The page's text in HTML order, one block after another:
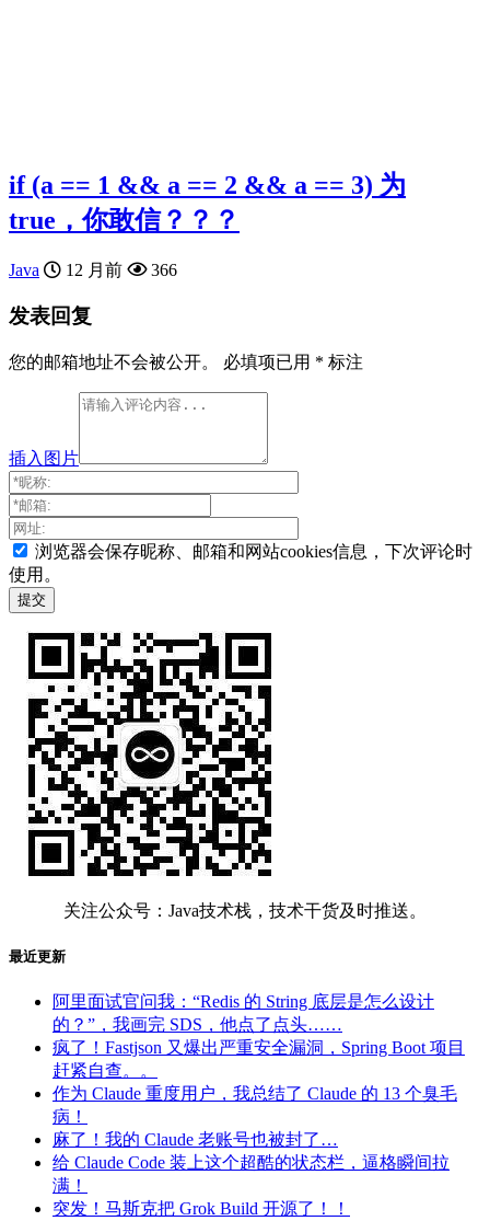
if (a == 1 && a == 2 && a == 3) 为
true，你敢信？？？
Java 12 月前 366
发表回复
您的邮箱地址不会被公开。 必填项已用 * 标注
插入图片
浏览器会保存昵称、邮箱和网站cookies信息，下次评论时
使用。
关注公众号：Java技术栈，技术干货及时推送。
最近更新
阿里面试官问我：“Redis 的 String 底层是怎么设计
的？”，我画完 SDS，他点了点头……
疯了！Fastjson 又爆出严重安全漏洞，Spring Boot 项目
赶紧自查。。
作为 Claude 重度用户，我总结了 Claude 的 13 个臭毛
病！
麻了！我的 Claude 老账号也被封了…
给 Claude Code 装上这个超酷的状态栏，逼格瞬间拉
满！
突发！马斯克把 Grok Build 开源了！！